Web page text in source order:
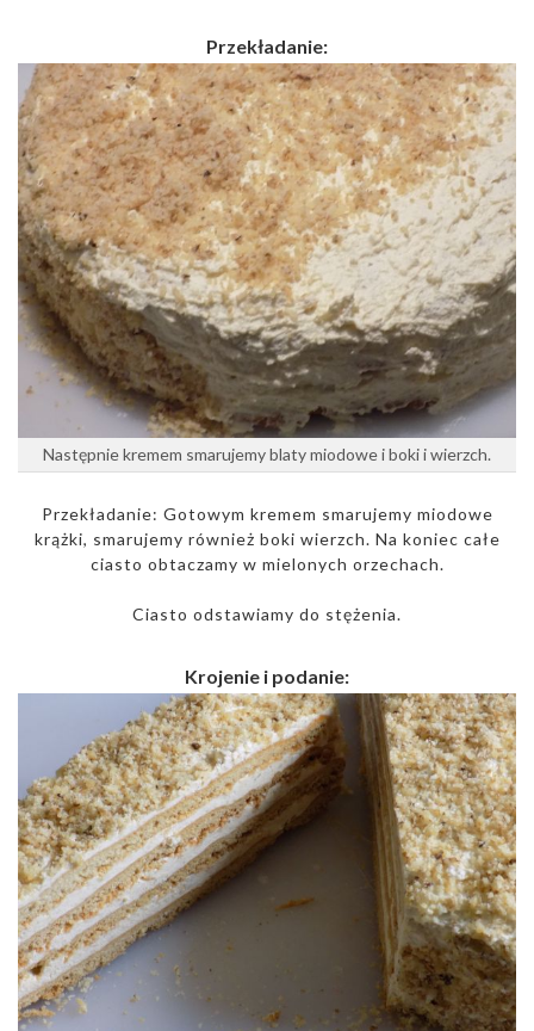
Przekładanie:
Następnie kremem smarujemy blaty miodowe i boki i wierzch.
Przekładanie: Gotowym kremem smarujemy miodowe
krążki, smarujemy również boki wierzch. Na koniec całe
ciasto obtaczamy w mielonych orzechach.
Ciasto odstawiamy do stężenia.
Krojenie i podanie: